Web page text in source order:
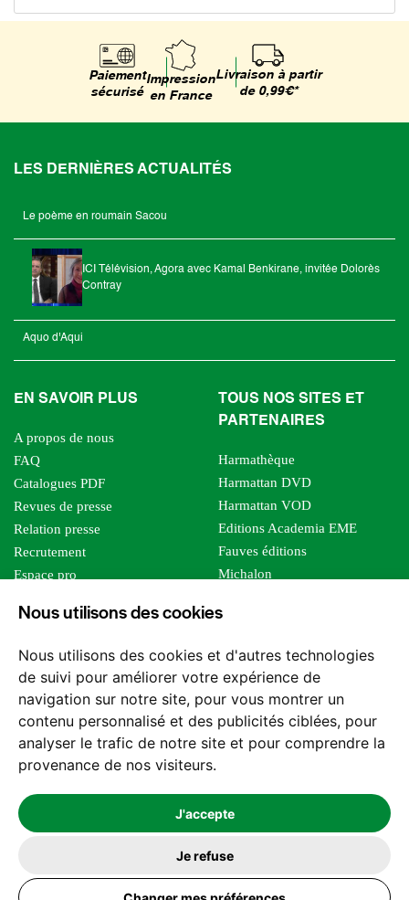
Nous utilisons des cookies
Nous utilisons des cookies et d'autres technologies
de suivi pour améliorer votre expérience de
navigation sur notre site, pour vous montrer un
contenu personnalisé et des publicités ciblées, pour
analyser le trafic de notre site et pour comprendre la
provenance de nos visiteurs.
J'accepte
Je refuse
Paiement
sécurisé
Impression
en France
Livraison à partir
de 0,99€*
LES DERNIÈRES ACTUALITÉS
Le poème en roumain Sacou
ICI Télévision, Agora avec Kamal Benkirane, invitée Dolorès
Contray
Aquo d'Aqui
EN SAVOIR PLUS
A propos de nous
FAQ
Catalogues PDF
Revues de presse
Relation presse
Recrutement
Espace pro
Foreign rights
TOUS NOS SITES ET
PARTENAIRES
Harmathèque
Harmattan DVD
Harmattan VOD
Editions Academia EME
Fauves éditions
Michalon
Editions Sutton
Les impliqués
Tous les éditeurs
Nos structures
Nous contacter
2026 -© Les Editions l'Harmattan. Tous droits réservés - Site réalisé par